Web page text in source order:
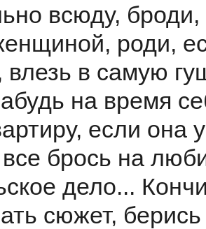
всюду,
роди,
в самую
на время
если она
брось на
дело...
сюжет,